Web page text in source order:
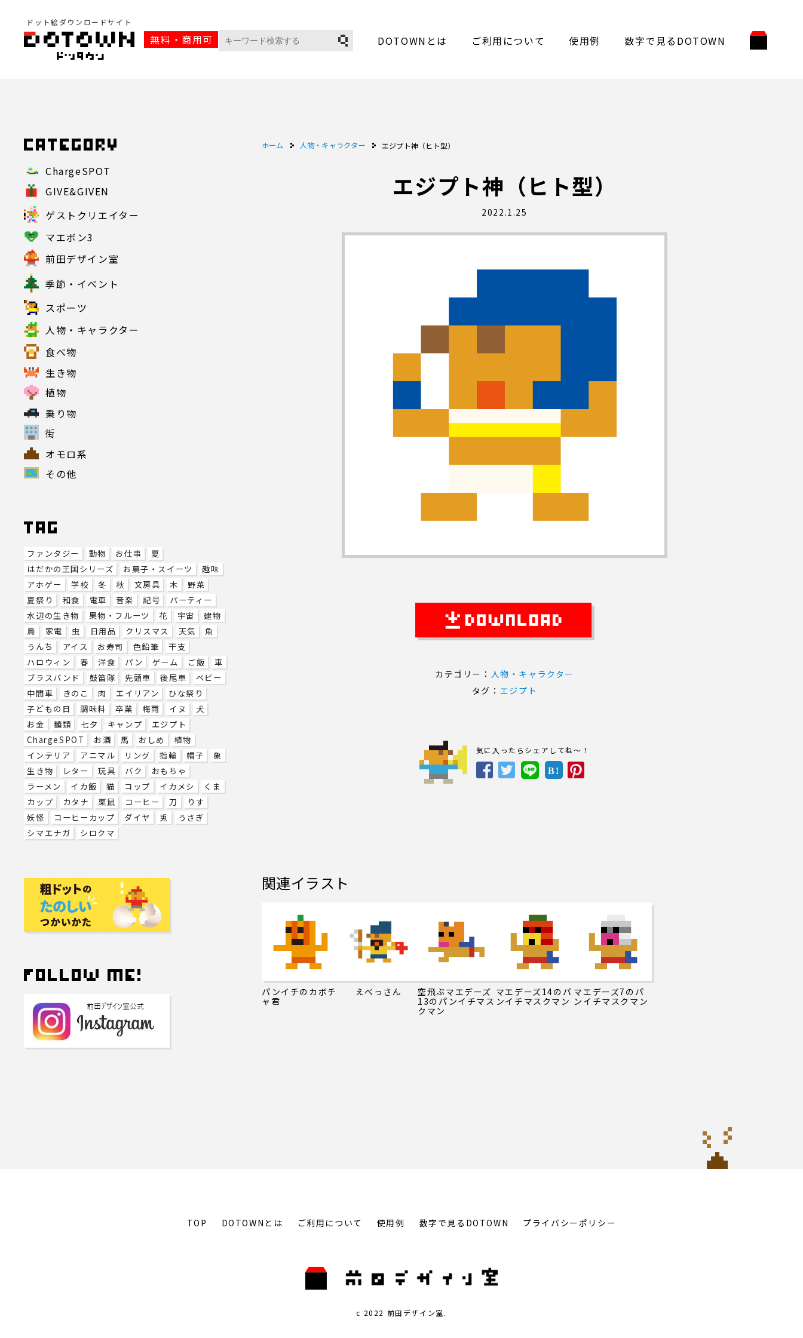
ドット絵ダウンロードサイト
無料・商用可 DOTOWNとは ご利用について 使用例 数字で見るDOTOWN
ChargeSPOT
GIVE&GIVEN
ゲストクリエイター
マエボン3
前田デザイン室
季節・イベント
スポーツ
人物・キャラクター
食べ物
生き物
植物
乗り物
街
オモロ系
その他
ファンタジー 動物 お仕事
夏
はだかの王国シリーズ
お菓子・スイーツ
趣味
アホゲー
学校 冬 秋 文房具 木
野菜
夏祭り
和食 電車 音楽 記号
パーティー
水辺の生き物
果物・フルーツ 花 宇宙
建物
鳥
家電 虫 日用品 クリスマス 天気
魚
うんち
アイス お寿司 色鉛筆
干支
ハロウィン
春 洋食 パン ゲーム ご飯
車
ブラスバンド
鼓笛隊 先頭車 後尾車
ベビー
中間車
きのこ 肉 エイリアン
ひな祭り
子どもの日
調味料 卒業 梅雨 イヌ
犬
お金
麺類 七夕 キャンプ
エジプト
ChargeSPOT
お酒 馬 おしめ
植物
インテリア
アニマル リング 指輪 帽子
象
生き物
レター 玩具 バク
おもちゃ
ラーメン
イカ飯 猫 コップ イカメシ
くま
カップ
カタナ 栗鼠 コーヒー 刀
りす
妖怪
コーヒーカップ ダイヤ 兎
うさぎ
シマエナガ
シロクマ
ホーム 人物・キャラクター エジプト神（ヒト型）
エジプト神（ヒト型）
2022.1.25
カテゴリー： 人物・キャラクター
タグ： エジプト
気に入ったらシェアしてね～！
B!
関連イラスト
パンイチのカボチ
ャ君
えべっさん
空飛ぶマエデーズ
13のパンイチマス
クマン
マエデーズ14のパ
ンイチマスクマン
マエデーズ7のパ
ンイチマスクマン
TOP DOTOWNとは ご利用について 使用例 数字で見るDOTOWN プライバシーポリシー
c 2022 前田デザイン室.